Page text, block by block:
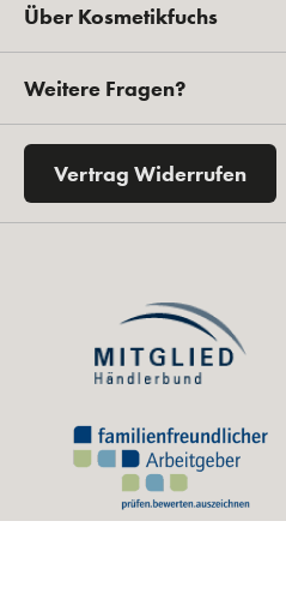
Über Kosmetikfuchs
Weitere Fragen?
Vertrag Widerrufen